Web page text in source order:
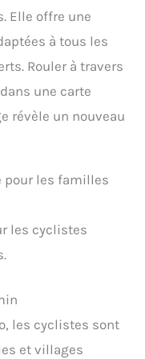
Elle offre une
à tous les
Rouler à travers
une carte
révèle un nouveau
pour les familles
les cyclistes
les cyclistes sont
et villages